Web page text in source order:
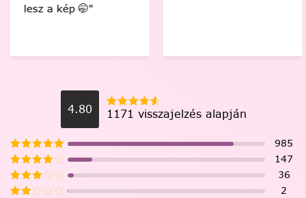
lesz a kép 🤭"
4.80 1171 visszajelzés alapján
985
147
36
2